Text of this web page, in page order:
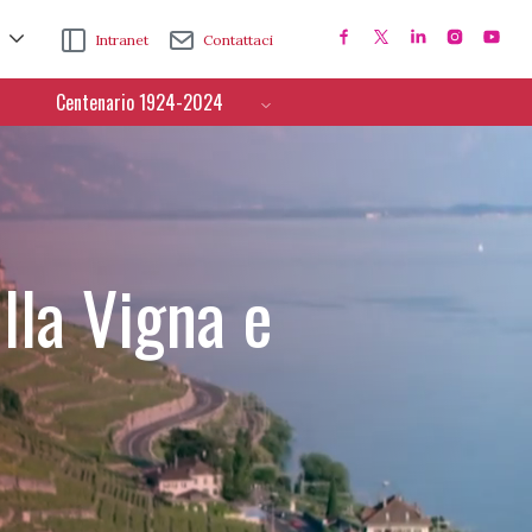
Intranet Contattaci
Centenario 1924-2024
Vigna e